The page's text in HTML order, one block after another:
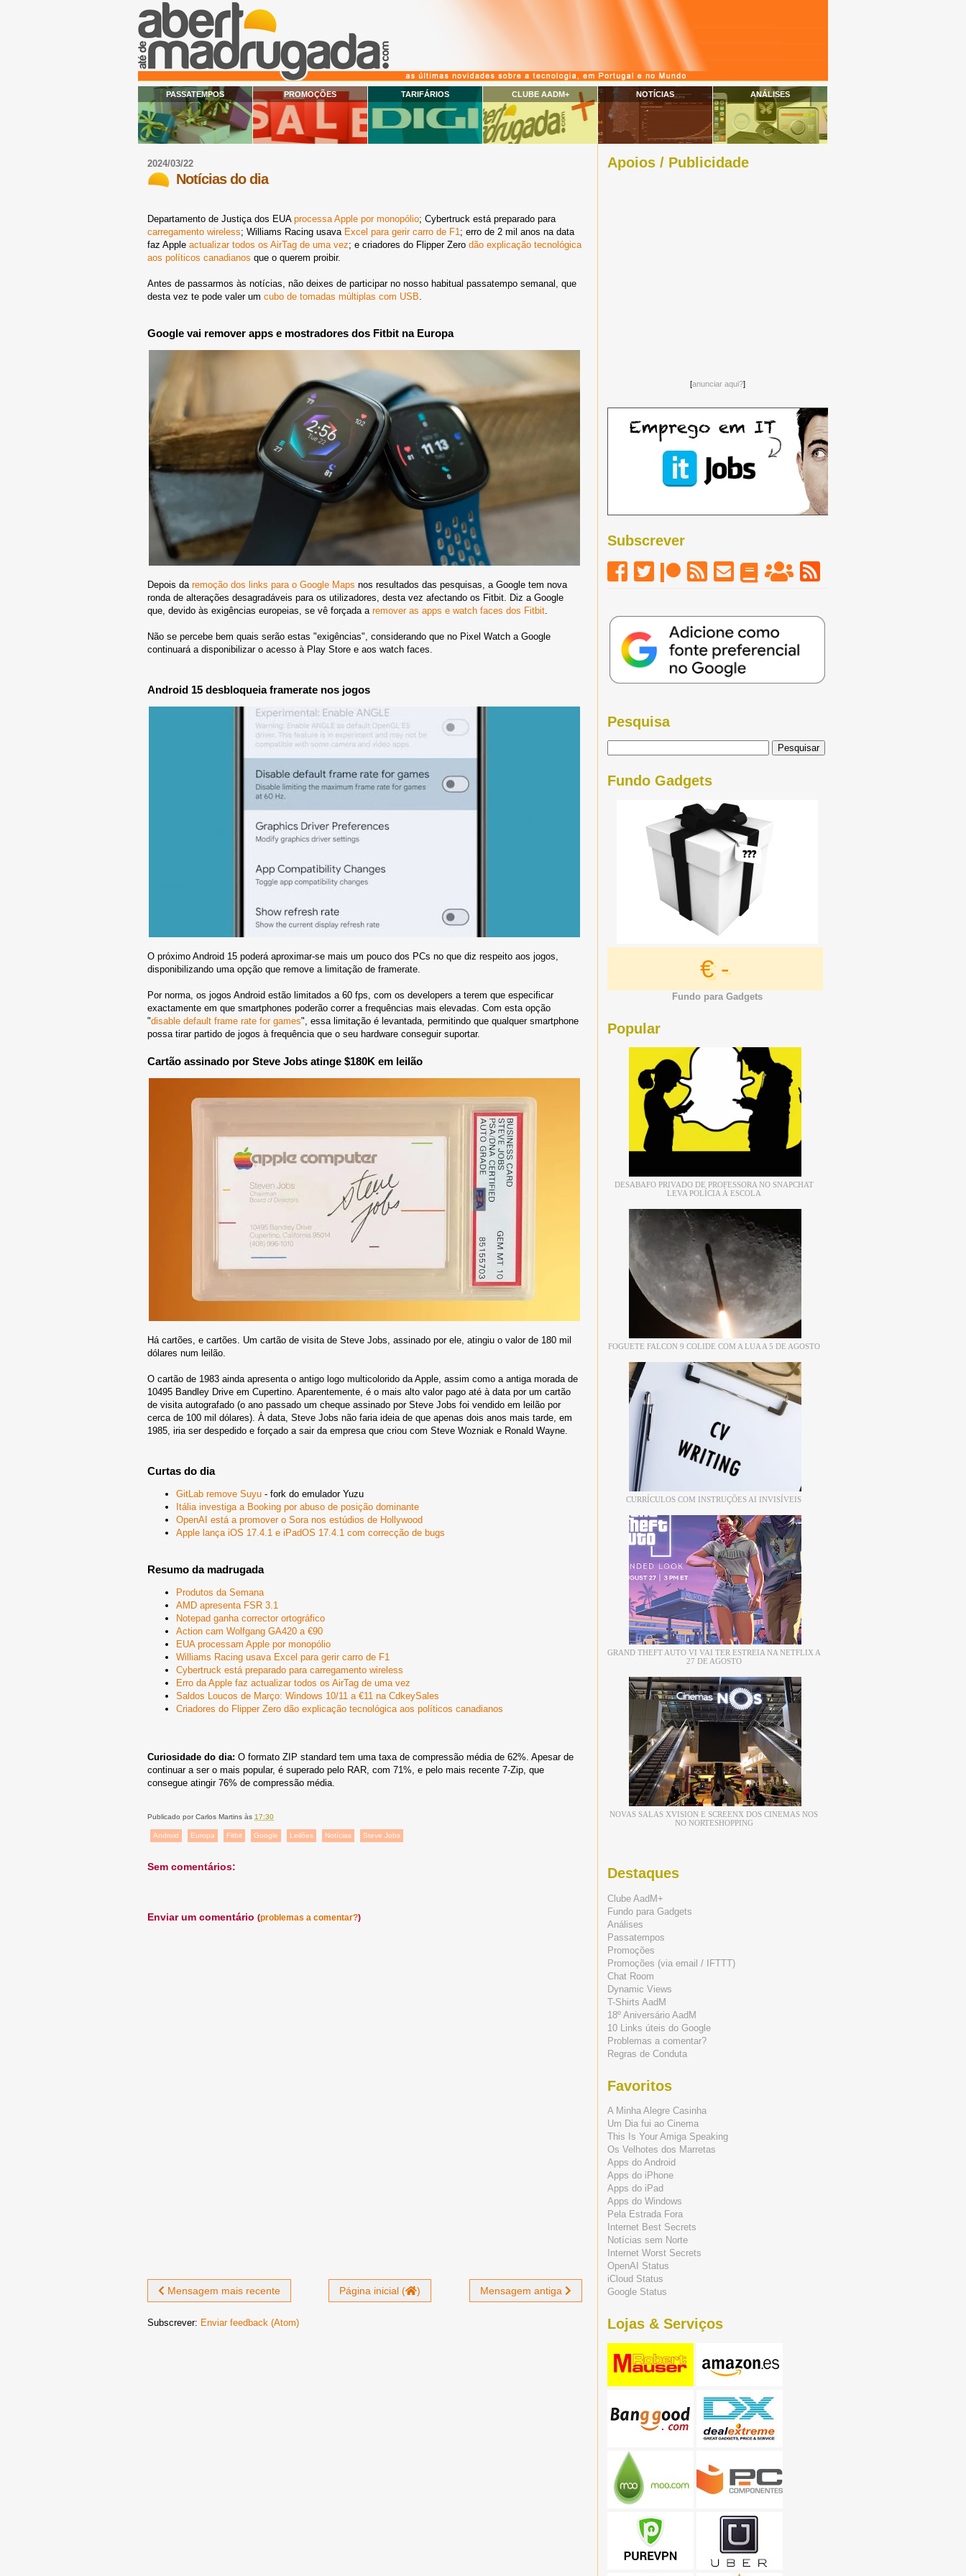
PASSATEMPOS PROMOÇÕES TARIFÁRIOS CLUBE AADM+ NOTÍCIAS ANÁLISES
2024/03/22
Notícias do dia
Departamento de Justiça dos EUA processa Apple por monopólio; Cybertruck está preparado para
carregamento wireless; Williams Racing usava Excel para gerir carro de F1 ; erro de 2 mil anos na data
faz Apple actualizar todos os AirTag de uma vez; e criadores do Flipper Zero dão explicação tecnológica
aos políticos canadianos que o querem proibir.
Antes de passarmos às notícias, não deixes de participar no nosso habitual passatempo semanal, que
desta vez te pode valer um cubo de tomadas múltiplas com USB
Google vai remover apps e mostradores dos Fitbit na Europa
Depois da remoção dos links para o Google Maps nos resultados das pesquisas, a Google tem nova
ronda de alterações desagradáveis para os utilizadores, desta vez afectando os Fitbit. Diz a Google
que, devido às exigências europeias, se vê forçada a remover as apps e watch faces dos Fitbit
Não se percebe bem quais serão estas "exigências", considerando que no Pixel Watch a Google
continuará a disponibilizar o acesso à Play Store e aos watch faces.
Android 15 desbloqueia framerate nos jogos
O próximo Android 15 poderá aproximar-se mais um pouco dos PCs no que diz respeito aos jogos,
disponibilizando uma opção que remove a limitação de framerate.
Por norma, os jogos Android estão limitados a 60 fps, com os developers a terem que especificar
exactamente em que smartphones poderão correr a frequências mais elevadas. Com esta opção
"disable default frame rate for games", essa limitação é levantada, permitindo que qualquer smartphone
possa tirar partido de jogos à frequência que o seu hardware conseguir suportar.
Cartão assinado por Steve Jobs atinge $180K em leilão
Há cartões, e cartões. Um cartão de visita de Steve Jobs, assinado por ele, atingiu o valor de 180 mil
dólares num leilão.
O cartão de 1983 ainda apresenta o antigo logo multicolorido da Apple, assim como a antiga morada de
10495 Bandley Drive em Cupertino. Aparentemente, é o mais alto valor pago até à data por um cartão
de visita autografado (o ano passado um cheque assinado por Steve Jobs foi vendido em leilão por
cerca de 100 mil dólares). À data, Steve Jobs não faria ideia de que apenas dois anos mais tarde, em
1985, iria ser despedido e forçado a sair da empresa que criou com Steve Wozniak e Ronald Wayne.
Curtas do dia
GitLab remove Suyu - fork do emulador Yuzu
Itália investiga a Booking por abuso de posição dominante
OpenAI está a promover o Sora nos estúdios de Hollywood
Apple lança iOS 17.4.1 e iPadOS 17.4.1 com correcção de bugs
Resumo da madrugada
Produtos da Semana
AMD apresenta FSR 3.1
Notepad ganha corrector ortográfico
Action cam Wolfgang GA420 a €90
EUA processam Apple por monopólio
Williams Racing usava Excel para gerir carro de F1
Cybertruck está preparado para carregamento wireless
Erro da Apple faz actualizar todos os AirTag de uma vez
Saldos Loucos de Março: Windows 10/11 a €11 na CdkeySales
Criadores do Flipper Zero dão explicação tecnológica aos políticos canadianos
Curiosidade do dia: O formato ZIP standard tem uma taxa de compressão média de 62%. Apesar de
continuar a ser o mais popular, é superado pelo RAR, com 71%, e pelo mais recente 7-Zip, que
consegue atingir 76% de compressão média.
Publicado porCarlos Martins às 17:30
Android Europa Fitbit Google Leilões Notícias Steve Jobs
Sem comentários:
Enviar um comentário (problemas a comentar?)
Mensagem mais recente Mensagem antiga
Página inicial ( )
Subscrever: Enviar feedback (Atom)
Apoios / Publicidade
[anunciar aqui?]
Subscrever
Pesquisa
Fundo Gadgets
€ -
Fundo para Gadgets
Popular
DESABAFO PRIVADO DE PROFESSORA NO SNAPCHAT
LEVA POLÍCIA À ESCOLA
FOGUETE FALCON 9 COLIDE COM A LUA A 5 DE AGOSTO
CURRÍCULOS COM INSTRUÇÕES AI INVISÍVEIS
GRAND THEFT AUTO VI VAI TER ESTREIA NA NETFLIX A
27 DE AGOSTO
NOVAS SALAS XVISION E SCREENX DOS CINEMAS NOS
NO NORTESHOPPING
Destaques
Clube AadM+
Fundo para Gadgets
Análises
Passatempos
Promoções
Promoções (via email / IFTTT)
Chat Room
Dynamic Views
T-Shirts AadM
18º Aniversário AadM
10 Links úteis do Google
Problemas a comentar?
Regras de Conduta
Favoritos
A Minha Alegre Casinha
Um Dia fui ao Cinema
This Is Your Amiga Speaking
Os Velhotes dos Marretas
Apps do Android
Apps do iPhone
Apps do iPad
Apps do Windows
Pela Estrada Fora
Internet Best Secrets
Notícias sem Norte
Internet Worst Secrets
OpenAI Status
iCloud Status
Google Status
Lojas & Serviços